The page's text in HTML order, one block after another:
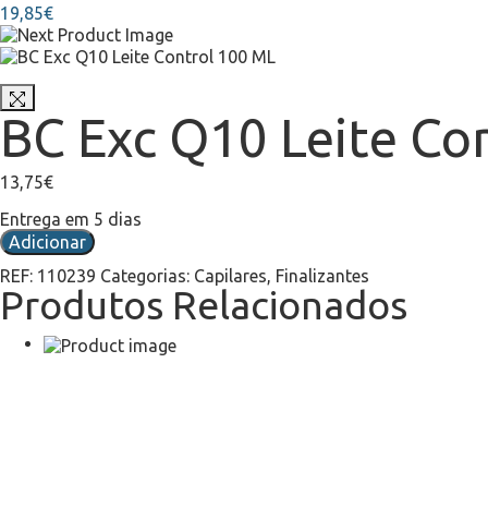
19,85€
BC Exc Q10 Leite
13,75€
Entrega em 5 dias
Adicionar
REF: 110239 Categorias: Capilares, Finalizantes
Produtos Relacionados